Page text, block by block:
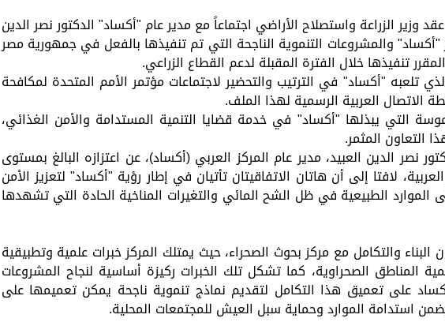
الزراعة واستصلاح الأراضي اجتماعاً مع مدير عام "أكساد" الدكتور نصر الدين
"أكساد" والمشروعات التنموية الناجحة التي تم تنفيذها بالفعل في جمهورية مصر
تنفيذها خلال الفترة المقبلة لدعم القطاع الزراعي.
تلعبه "أكساد" في الترتيب والتحضير لاجتماعات مؤتمر الأمم المتحدة لمكافحة
التي يبذلها "أكساد" في خدمة قضايا التنمية المستدامة والأمن الغذائي،
التعاون المثمر.
نصر الدين العبيد، مدير عام المركز العربي (أكساد)، عن اعتزازه البالغ بمستوى
لافتا إلى أن هاتان الاتفاقيتان تأتيان في إطار رؤية "أكساد" لتعزيز الأمن
الموارد الطبيعية في ظل الشح المائي والتغيرات المناخية الحادة التي تشهدها
البناء والتكامل مع مركز بحوث الصحراء، حيث يمتلك المركز خبرات علمية وتطبيقية
المناطق الصحراوية، كما تشكل تلك الخبرات ركيزة أساسية لنجاح المشروعات
على تعميق هذا التكامل لتقديم نماذج تنموية ناجحة يمكن تعميمها على
استدامة الموارد وحماية سبل العيش للمجتمعات المحلية.